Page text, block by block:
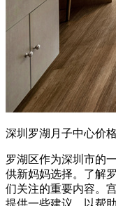
深圳罗湖月子中心价格
罗湖区作为深圳市的
供新妈妈选择。了解
们关注的重要内容。
提供一些建议，以帮